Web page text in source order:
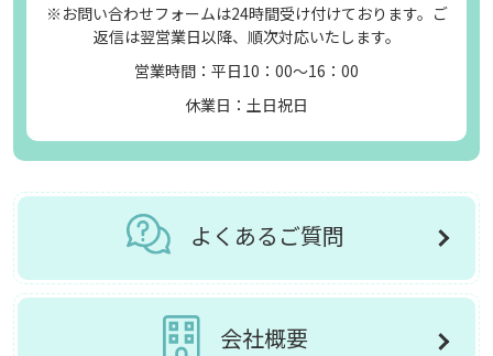
※お問い合わせフォームは24時間受け付けております。ご
返信は翌営業日以降、順次対応いたします。
営業時間：平日10：00～16：00
休業日：土日祝日
よくあるご質問
会社概要